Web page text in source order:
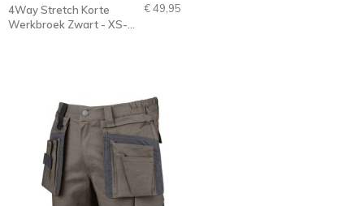
4Way Stretch Korte
Werkbroek Zwart - XS-
€ 49,95